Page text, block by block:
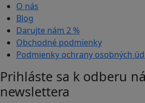
O nás
Blog
Darujte nám 2 %
Obchodné podmienky
Podmienky ochrany osobných
Prihláste sa k odberu
newslettera